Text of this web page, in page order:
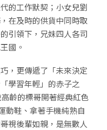
的工作默契；小女兒劉
在及時的供貨中同時取
引領下，兄妹四人各司
國。
，更傳遞了「未來決定
學習年輕」的赤子之
齡的標哥開著經典紅色
動鞋、拿著手機純熟自
視後輩如親，是無數人